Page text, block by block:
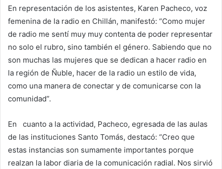
En representación de los asistentes, Karen Pacheco, voz
femenina de la radio en Chillán, manifestó: “Como mujer
de radio me sentí muy muy contenta de poder representar
no solo el rubro, sino también el género. Sabiendo que no
son muchas las mujeres que se dedican a hacer radio en
la región de Ñuble, hacer de la radio un estilo de vida,
como una manera de conectar y de comunicarse con la
comunidad”.
En cuanto a la actividad, Pacheco, egresada de las aulas
de las instituciones Santo Tomás, destacó: “Creo que
estas instancias son sumamente importantes porque
realzan la labor diaria de la comunicación radial. Nos sirvió